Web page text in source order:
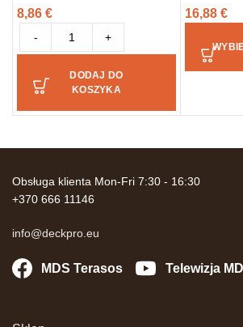
8,86 €
- +
DODAJ DO
KOSZYKA
16,88 €
Obsługa klienta Mon-Fri 7:30 - 16:30
+370 666 11146
info@deckpro.eu
MDS Terasos Telewizja